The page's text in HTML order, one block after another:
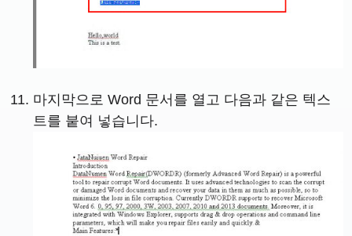
마지막으로 Word 문서를 열고 다음과 같은 텍스
트를 붙여 넣습니다.